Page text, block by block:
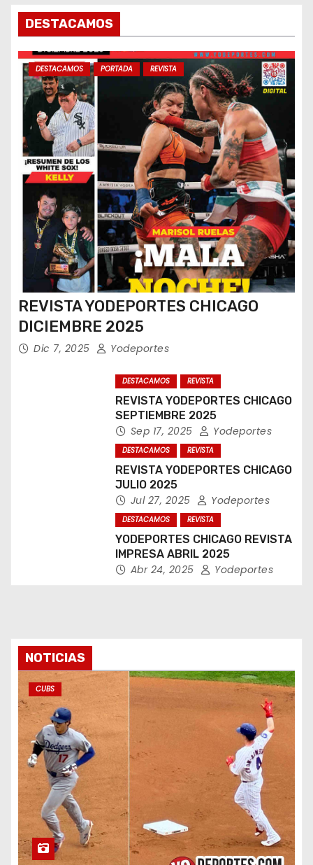
DESTACAMOS
DESTACAMOS PORTADA REVISTA
REVISTA YODEPORTES CHICAGO
DICIEMBRE 2025
Dic 7, 2025 Yodeportes
DESTACAMOS REVISTA
REVISTA YODEPORTES CHICAGO
SEPTIEMBRE 2025
Sep 17, 2025 Yodeportes
DESTACAMOS REVISTA
REVISTA YODEPORTES CHICAGO
JULIO 2025
Jul 27, 2025 Yodeportes
DESTACAMOS REVISTA
YODEPORTES CHICAGO REVISTA
IMPRESA ABRIL 2025
Abr 24, 2025 Yodeportes
NOTICIAS
CUBS